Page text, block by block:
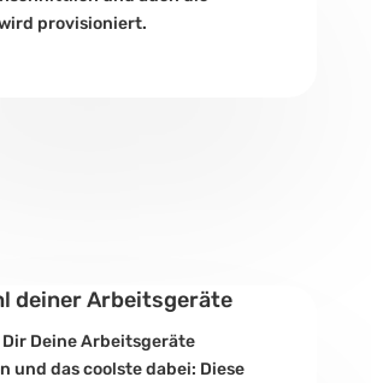
provisioniert.
deiner Arbeitsgeräte
Deine Arbeitsgeräte
und das coolste dabei: Diese